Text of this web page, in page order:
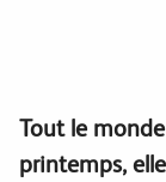
Tout le
printemps,